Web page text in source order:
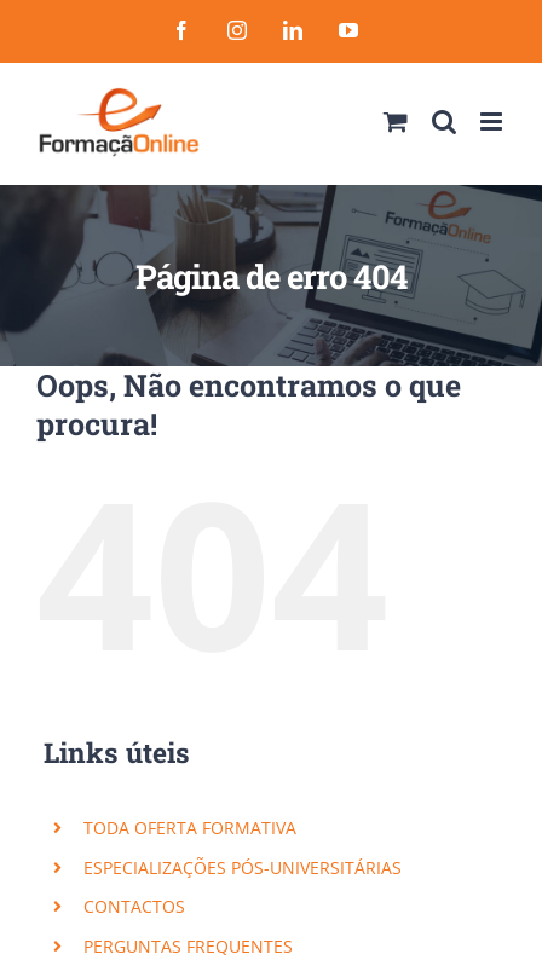
to
FacebookInstagramLinkedInYouTube
Página de erro 404
Oops, Não encontramos o que
procura!
Links úteis
TODA OFERTA FORMATIVA
ESPECIALIZAÇÕES PÓS-UNIVERSITÁRIAS
CONTACTOS
PERGUNTAS FREQUENTES